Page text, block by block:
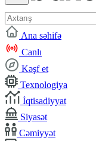
Ana səhifə
Canlı
Kəşf et
Texnologiya
İqtisadiyyat
Siyasət
Cəmiyyət